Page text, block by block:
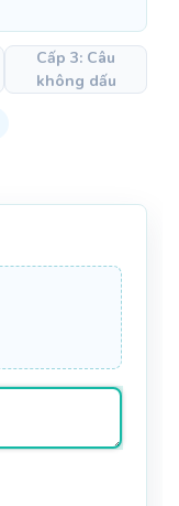
Cấp 3: Câu
không dấu